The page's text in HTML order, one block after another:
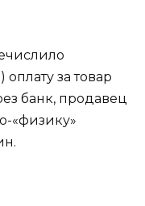
за товар
банк, продавец
«физику»